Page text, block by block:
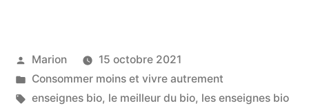
Publié
par
Marion
15 octobre 2021
Publié
dans
Consommer moins et vivre autrement
Étiquettes :
enseignes bio, le meilleur du bio, les enseignes bio